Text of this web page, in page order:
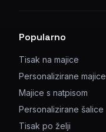
Popularno
Tisak na majice
Personalizirane majice
Majice s natpisom
Personalizirane šalice
Tisak po želji